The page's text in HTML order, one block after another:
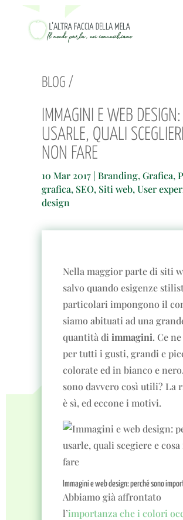
BLOG /
IMMAGINI E WEB DESIGN:
USARLE, QUALI
NON FARE
10 Mar 2017 |Branding,Grafica,
grafica, SEO, Siti web,User
design
Nella maggior parte di siti
salvo quando esigenze
particolari impongono il
siamo abituati ad una
quantità diimmagini. Ce
per tutti i gusti, grandi e
colorate ed in bianco e
sono davvero così utili? La
è sì, ed eccone i motivi.
Immagini e web design: perché sono
Abbiamo già affrontato
l’importanza che i colori